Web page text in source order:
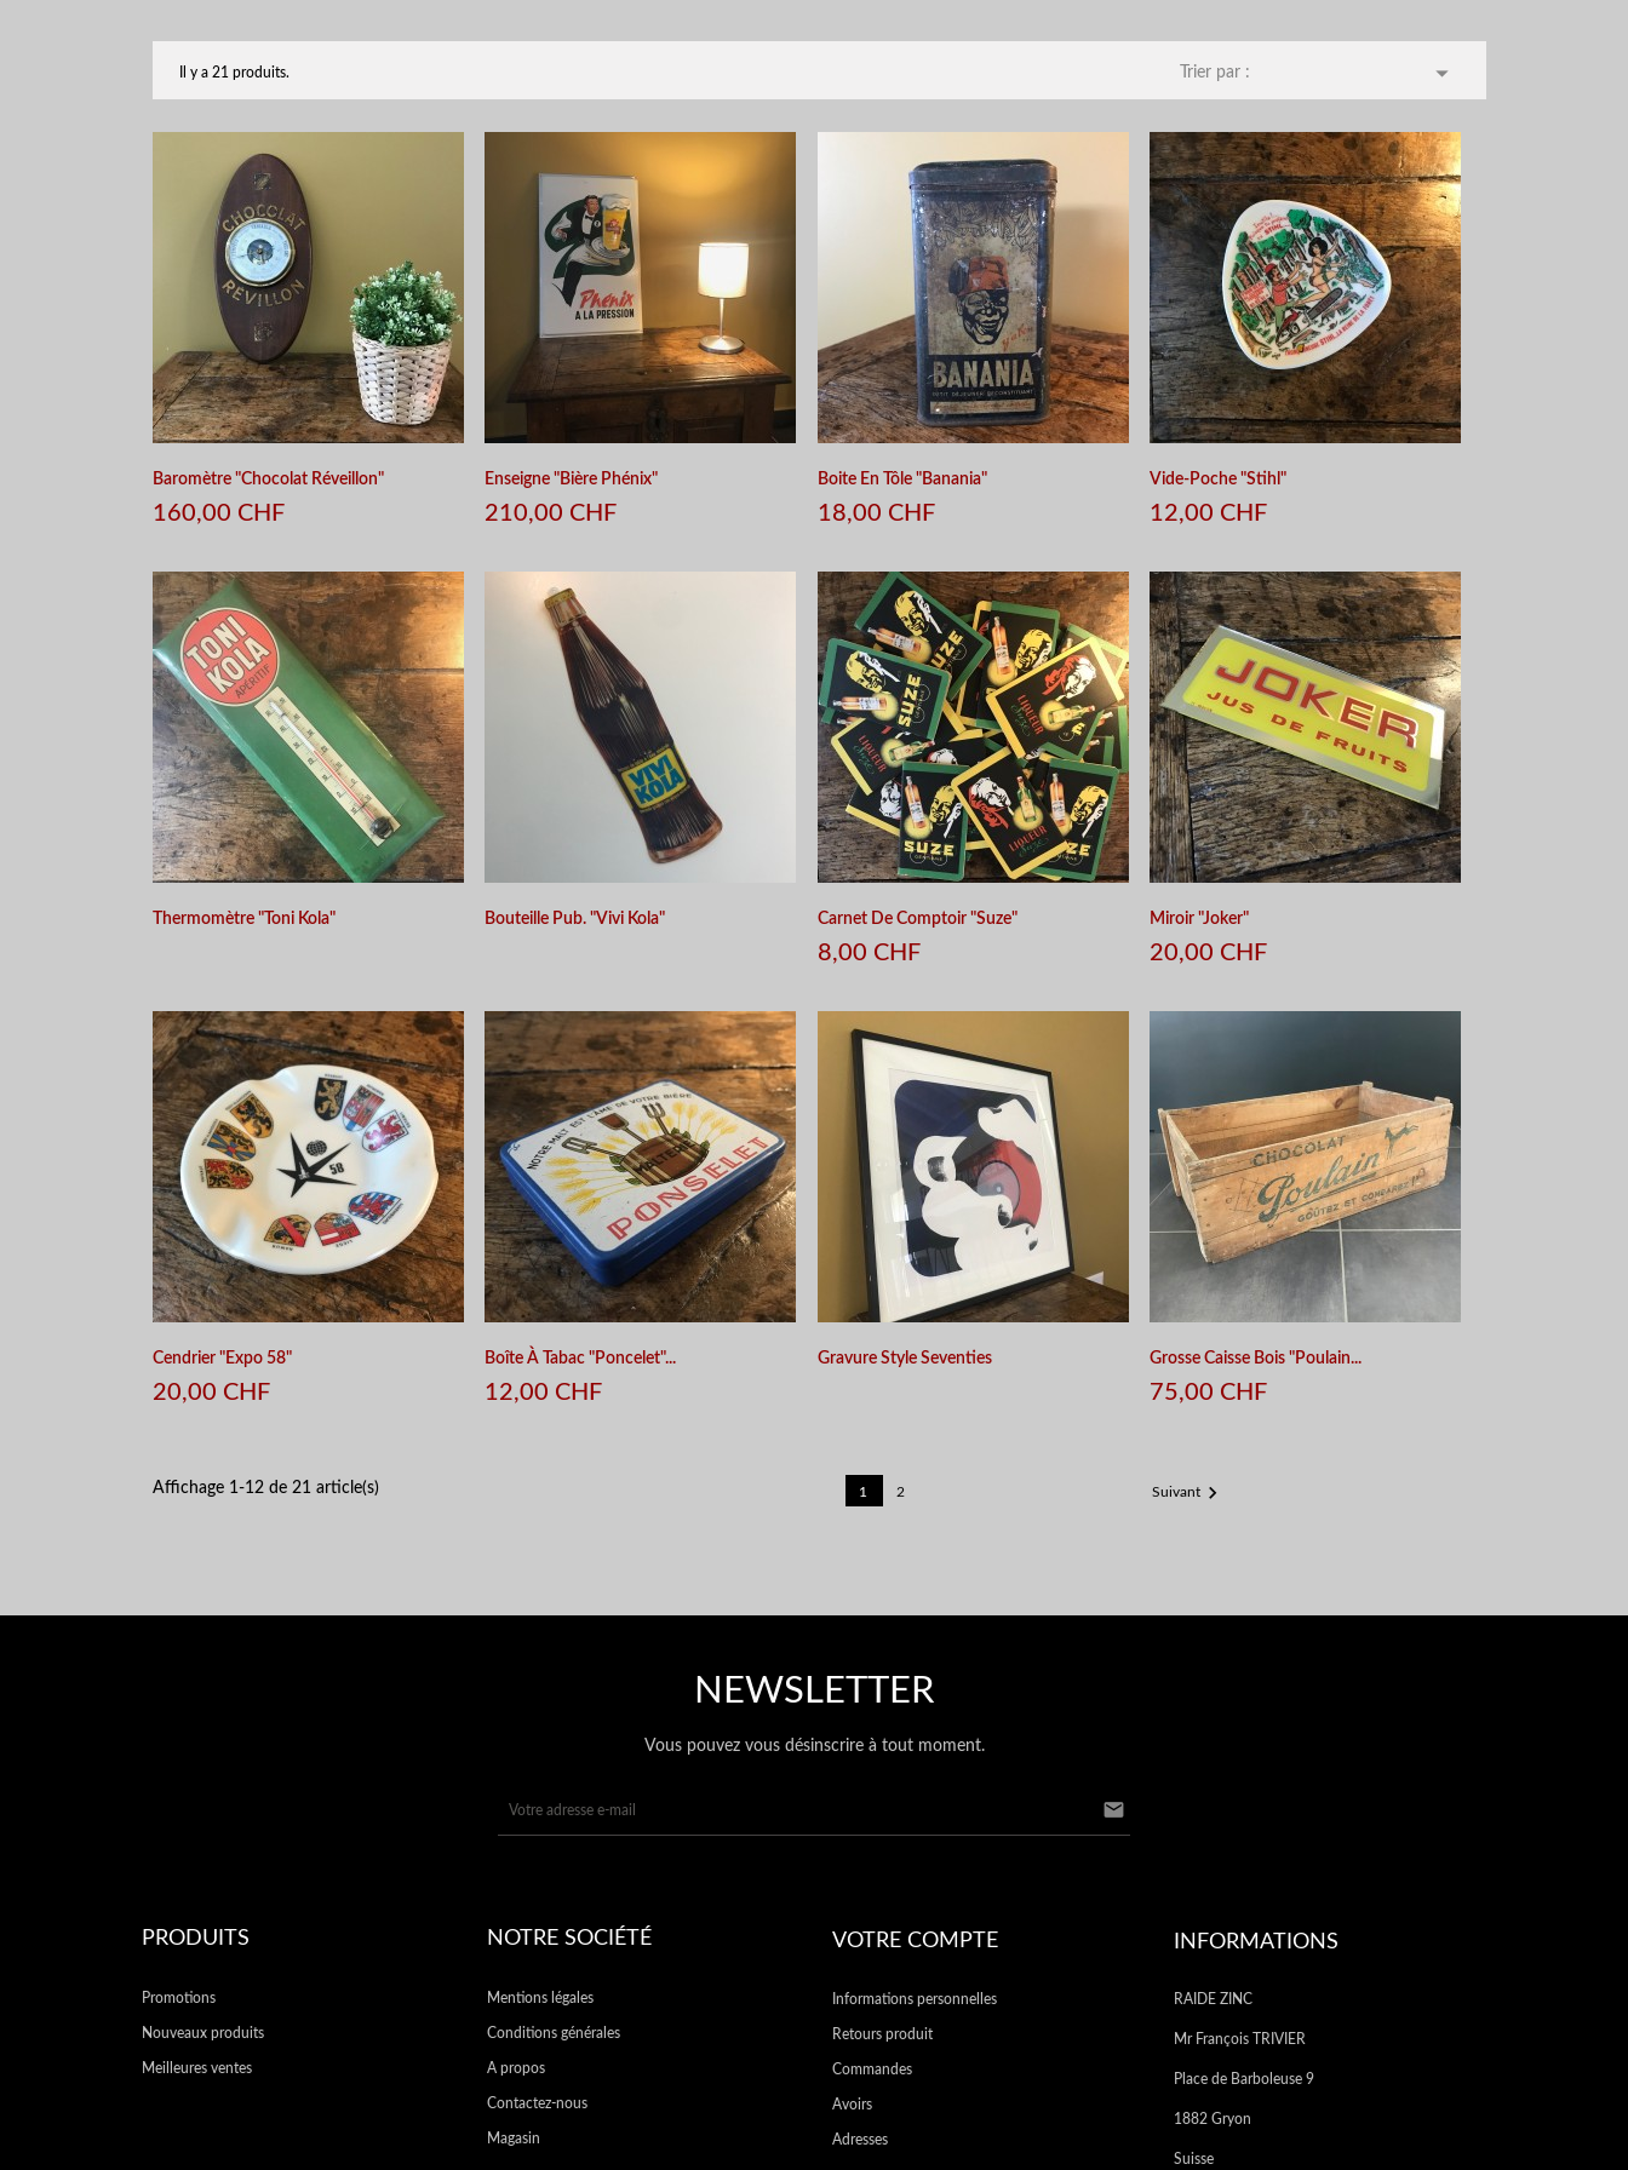
Il y a 21 produits. Trier par : 
APERÇU RAPIDE
Baromètre "Chocolat Réveillon"
160,00 CHF
APERÇU RAPIDE
Enseigne "Bière Phénix"
210,00 CHF
APERÇU RAPIDE
Boite En Tôle "Banania"
18,00 CHF
APERÇU RAPIDE
Vide-Poche "Stihl"
12,00 CHF
APERÇU RAPIDE
Thermomètre "Toni Kola"
APERÇU RAPIDE
Bouteille Pub. "Vivi Kola"
APERÇU RAPIDE
Carnet De Comptoir "Suze"
8,00 CHF
Miroir "Joker"
20,00 CHF
Cendrier "Expo 58"
20,00 CHF
Boîte À Tabac "Poncelet"...
12,00 CHF
Gravure Style Seventies Grosse Caisse Bois "Poulain...
75,00 CHF
Affichage 1-12 de 21 article(s) 1 2 Suivant
NEWSLETTER
Vous pouvez vous désinscrire à tout moment.

PRODUITS
Promotions
Nouveaux produits
Meilleures ventes
NOTRE SOCIÉTÉ
Mentions légales
Conditions générales
A propos
Contactez-nous
Magasin
VOTRE COMPTE
Informations personnelles
Retours produit
Commandes
Avoirs
Adresses
INFORMATIONS
RAIDE ZINC
Mr François TRIVIER
Place de Barboleuse 9
1882 Gryon
Suisse